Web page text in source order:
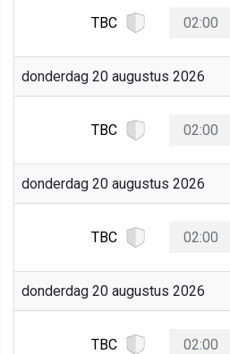
TBC 02:00
donderdag 20 augustus 2026
TBC 02:00
donderdag 20 augustus 2026
TBC 02:00
donderdag 20 augustus 2026
TBC 02:00